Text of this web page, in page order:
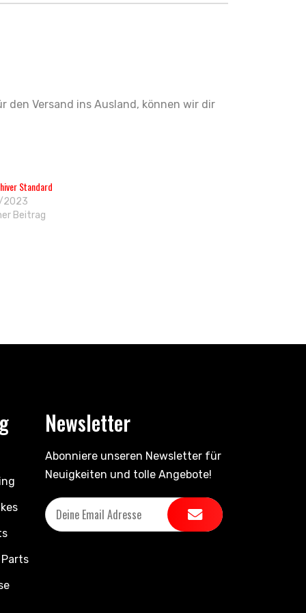
Versand ins Ausland, können wir dir
Standard
Beitrag
Newsletter
Abonniere unseren Newsletter für
Neuigkeiten und tolle Angebote!